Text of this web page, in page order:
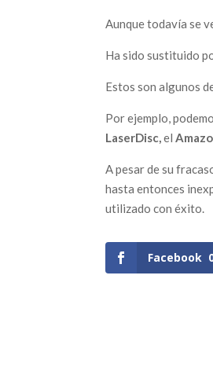
Aunque todavía se
Ha sido sustituido
Estos son algunos
Por ejemplo,
LaserDisc,el
A pesar de su
hasta entonces
utilizado con éxito.
Facebook